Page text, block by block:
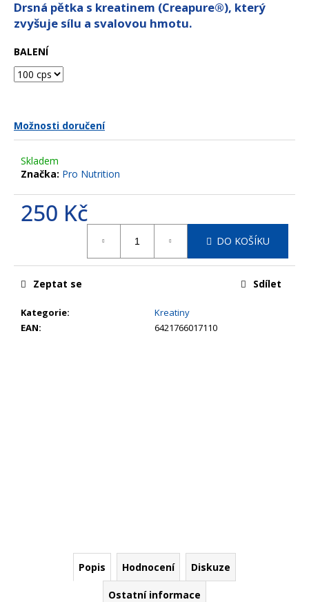
5
hvězdiček.
Drsná pětka s kreatinem (Creapure®), který
zvyšuje sílu a svalovou hmotu.
BALENÍ
Možnosti doručení
Skladem
Značka: Pro Nutrition
250 Kč
DO KOŠÍKU
Kategorie:
Kreatiny
EAN: 6421766017110
Zeptat se Sdílet
Popis Hodnocení Diskuze
Ostatní informace
a
j
í
t
?
D
o
u